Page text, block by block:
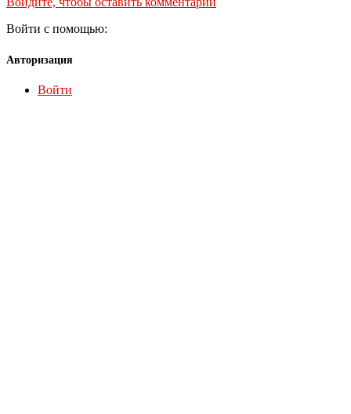
Войти с помощью:
Авторизация
Войти